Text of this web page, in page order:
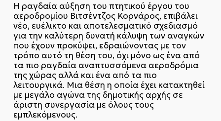
Η ραγδαία αύξηση του πτητικού έργου του
αεροδρομίου Βιτσέντζος Κορνάρος, επιβάλει
νέο, ευέλικτο και αποτελεσματικό σχεδιασμό
για την καλύτερη δυνατή κάλυψη των αναγκών
που έχουν προκύψει, εδραιώνοντας με τον
τρόπο αυτό τη θέση του, όχι μόνο ως ένα από
τα πιο ραγδαία αναπτυσσόμενα αεροδρόμια
της χώρας αλλά και ένα από τα πιο
λειτουργικά. Μια θέση η οποία έχει κατακτηθεί
με μεγάλο αγώνα της δημοτικής αρχής σε
άριστη συνεργασία με όλους τους
εμπλεκόμενους.